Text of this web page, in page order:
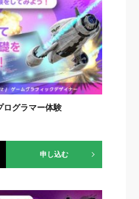
ログラマー体験
申し込む